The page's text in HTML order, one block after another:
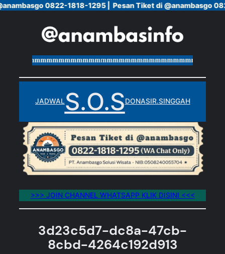
0822-1818-1295 | Pesan Tiket di @anambasgo
JADWALS.O.SDONASIR.SINGGAH
>>> JOIN CHANNEL WHATSAPP KLIK DISINI <<<
3d23c5d7-dc8a-47cb-
8cbd-4264c192d913
0822-1818-1295 | Pesan Tiket di @anambasgo